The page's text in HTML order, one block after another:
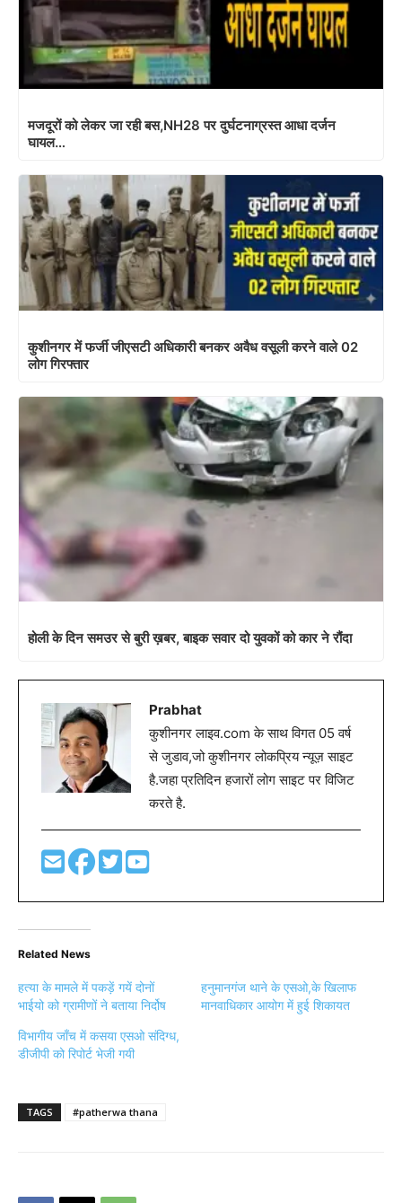
मजदूरों को लेकर जा रही बस,NH28 पर दुर्घटनाग्रस्त आधा दर्जन
घायल…
कुशीनगर में फर्जी जीएसटी अधिकारी बनकर अवैध वसूली करने वाले 02
लोग गिरफ्तार
होली के दिन समउर से बुरी ख़बर, बाइक सवार दो युवकों को कार ने रौंदा
Prabhat
कुशीनगर लाइव.com के साथ विगत 05 वर्ष
से जुडाव,जो कुशीनगर लोकप्रिय न्यूज़ साइट
है.जहा प्रतिदिन हजारों लोग साइट पर विजिट
करते है.
Related News
हत्या के मामले में पकड़ें गयें दोनों
भाईयो को ग्रामीणों ने बताया निर्दोष
हनुमानगंज थाने के एसओ,के खिलाफ
मानवाधिकार आयोग में हुई शिकायत
विभागीय जाँच में कसया एसओ संदिग्ध,
डीजीपी को रिपोर्ट भेजी गयी
TAGS #patherwa thana